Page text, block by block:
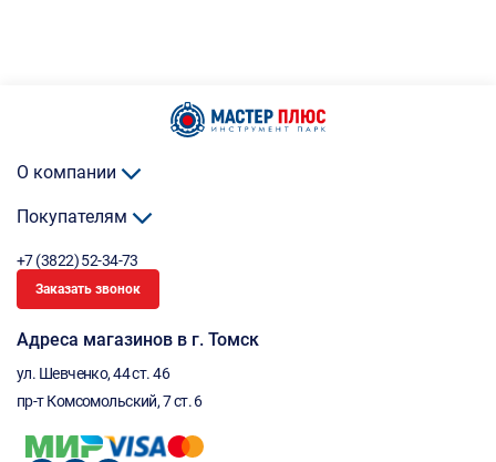
О компании
Покупателям
+7 (3822) 52-34-73
Заказать звонок
Адреса магазинов в г. Томск
ул. Шевченко, 44 ст. 46
пр-т Комсомольский, 7 ст. 6